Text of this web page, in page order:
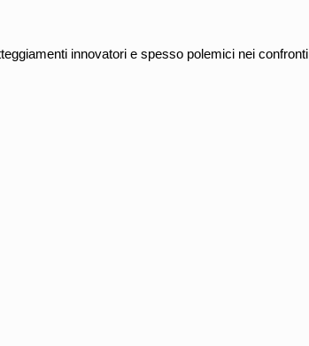
innovatori e spesso polemici nei confronti